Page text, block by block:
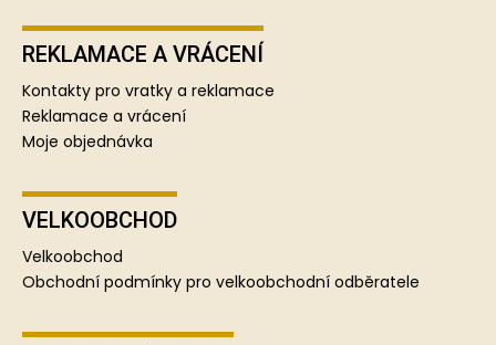
REKLAMACE A VRÁCENÍ
Kontakty pro vratky a reklamace
Reklamace a vrácení
Moje objednávka
VELKOOBCHOD
Velkoobchod
Obchodní podmínky pro velkoobchodní odběratele